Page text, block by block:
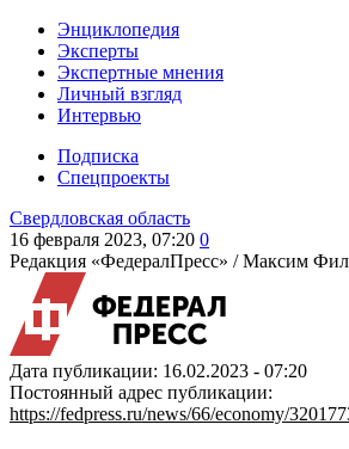
Энциклопедия
Эксперты
Экспертные мнения
Личный взгляд
Интервью
Подписка
Спецпроекты
Свердловская область
16 февраля 2023, 07:20 0
Редакция «ФедералПресс» /Максим
Дата публикации: 16.02.2023 - 07:20
Постоянный адрес публикации:
https://fedpress.ru/news/66/economy/